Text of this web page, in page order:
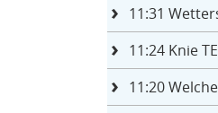
11:31
11:24Knie
11:20